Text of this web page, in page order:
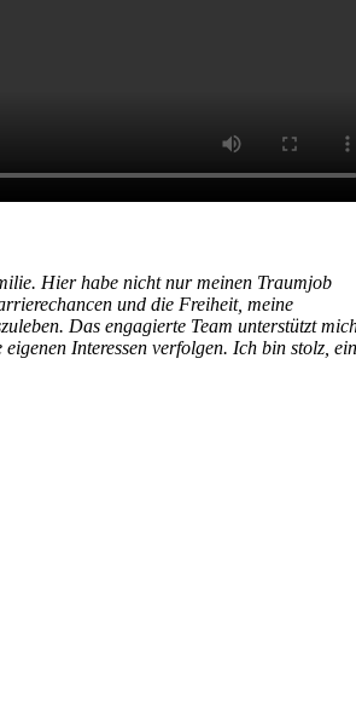
Hier habe nicht nur meinen Traumjob
und die Freiheit, meine
Das engagierte Team unterstützt
Interessen verfolgen. Ich bin stolz, ein